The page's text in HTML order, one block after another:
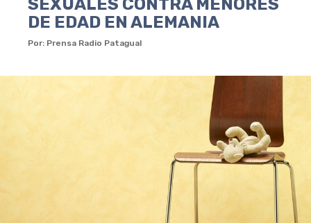
DE EDAD EN ALEMANIA
Por: Prensa Radio Patagual